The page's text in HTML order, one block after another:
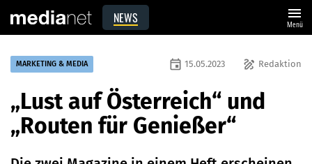
NEWS menu
Menü
MARKETING & MEDIA draw Redaktion
event 15.05.2023
„Lust auf Österreich“ und
„Routen für Genießer“